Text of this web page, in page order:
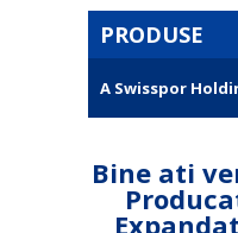
PRODUSE
A Swisspor
Bine ati